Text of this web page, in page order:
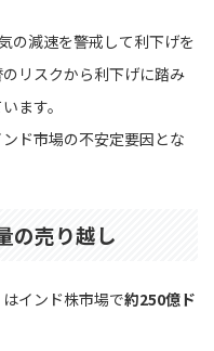
の減速を警戒して利下げを
リスクから利下げに踏み
ます。
ド市場の不安定要因とな
の売り越し
インド株市場で約250億ド